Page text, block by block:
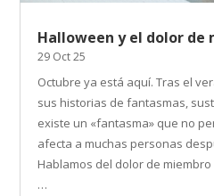
Halloween y el dolor
29 Oct 25
Octubre ya está aquí. Tras el
sus historias de fantasmas,
existe un «fantasma» que no
afecta a muchas personas
Hablamos del dolor de
…